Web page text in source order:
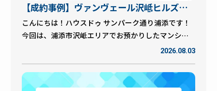
でしっかりサポートしますので、ご安心ください！
理由① 住宅ローン審査が通らないことがある 買主様
が事前審査に通っていても、 本審査で否決になった
ります。 そうなると、契約まで進めない場合もあり
ます。 「住宅ローンは最後まで油断できません！」
【成約事例】ヴァンヴェール沢岻ヒルズ
浦添市沢岻のマンション売却実績をご紹
介！
こんにちは！ハウスドゥ サンパーク通り浦添です！
今回は、浦添市沢岻エリアでお預かりしたマンショ
ン**「ヴァンヴェール沢岻ヒルズ」**の売却成約事
する際には、「いつ売れるのか」「希望価格で売却
できるのか」など、不安を感じられる方も多いかと
2026.08.03